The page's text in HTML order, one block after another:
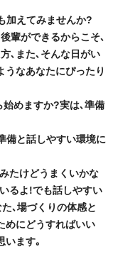
加えてみませんか?
輩ができるからこそ､
､また､そんな日がい
なあなたにぴったり
めますか?実は､準備
備と話しやすい環境に
たけどうまくいかな
るよ!でも話しやすい
､場づくりの体感と
めにどうすればいい
います｡